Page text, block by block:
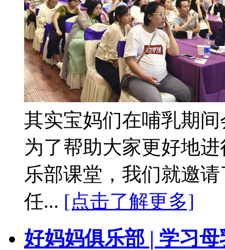
其实宝妈们在哺乳期
为了帮助大家更好地
乐部课堂，我们就邀
任... [点击了解更多]
好妈妈俱乐部 | 学习